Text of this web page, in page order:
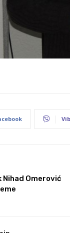
Nihad Omerović